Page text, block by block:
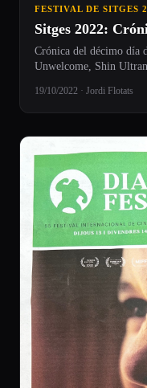
FESTIVAL DE SITGES
Sitges 2022:
Crónica del décimo día
Unwelcome, Shin
19/10/2022 · Jordi Flotats